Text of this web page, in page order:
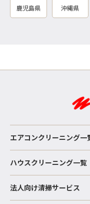
鹿児島県 沖縄県
エアコンクリーニング一
ハウスクリーニング一覧
法人向け清掃サービス